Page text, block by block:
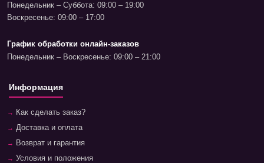
Понедельник – Суббота: 09:00 – 19:00
Воскресенье: 09:00 – 17:00
График обработки онлайн-заказов
Понедельник – Воскресенье: 09:00 – 21:00
Информация
Как сделать заказ?
Доставка и оплата
Возврат и гарантия
Условия и положения